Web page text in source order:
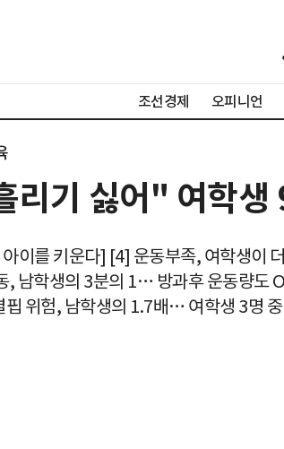
조선경제 오피니언
리기 싫어" 여학생
이를 키운다] [4] 운동부족, 여학생이
, 남학생의 3분의 1… 방과후 운동량도
핍 위험, 남학생의 1.7배… 여학생 3명